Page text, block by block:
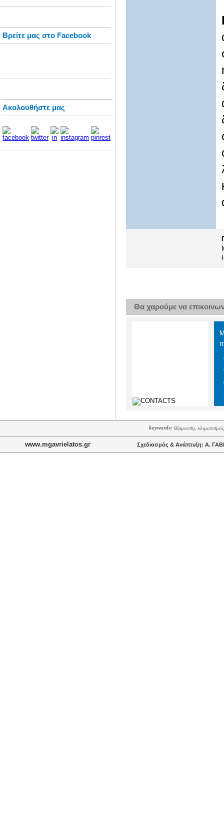
Θα χαρούμε να
Βρείτε μας στο Facebook
Ακολουθήστε μας
keywords: θέρμανση, κλιματισμός
www.mgavrielatos.gr Σχεδιασμός & Ανάπτυξη: Α.